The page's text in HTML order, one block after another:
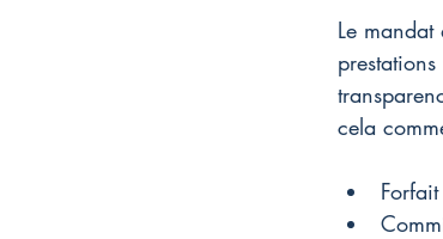
Le
cela